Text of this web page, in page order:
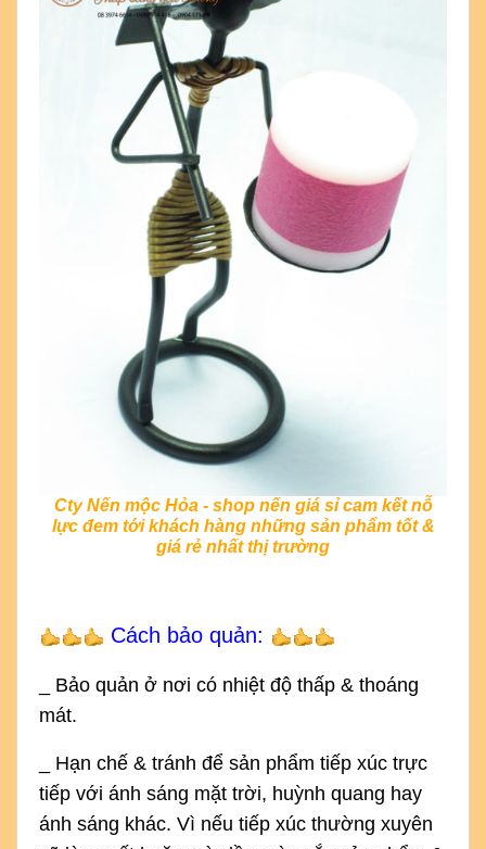
Cty Nến mộc Hỏa - shop nến giá sỉ cam kết nỗ
lực đem tới khách hàng những sản phẩm tốt &
giá rẻ nhất thị trường
Cách bảo quản:
_ Bảo quản ở nơi có nhiệt độ thấp & thoáng
mát.
_ Hạn chế & tránh để sản phẩm tiếp xúc trực
tiếp với ánh sáng mặt trời, huỳnh quang hay
ánh sáng khác. Vì nếu tiếp xúc thường xuyên